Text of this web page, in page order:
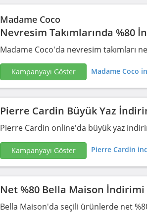
Madame Coco
Nevresim Takımlarında %80
Madame Coco'da nevresim takımları
Kampanyayı Göster Madame Coco
Pierre Cardin Büyük Yaz
Pierre Cardin online'da büyük yaz
Kampanyayı Göster Pierre Cardin
Net %80 Bella Maison İndirimi
Bella Maison'da seçili ürünlerde net